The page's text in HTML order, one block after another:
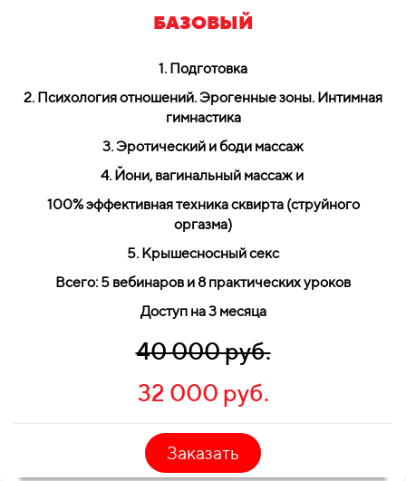
БАЗОВЫЙ
1. Подготовка
2. Психология отношений.Эрогенные зоны. Интимная
гимнастика
3. Эротический и боди массаж
4. Йони, вагинальный массаж и
100% эффективная техника сквирта (струйного
оргазма)
5. Крышесносный секс
Всего: 5 вебинаров и 8 практических уроков
Доступ на 3 месяца
40 000 руб.
32 000 руб.
Заказать